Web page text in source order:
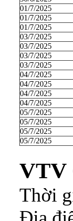
01/7/2025
01/7/2025
01/7/2025
03/7/2025
03/7/2025
03/7/2025
03/7/2025
04/7/2025
04/7/2025
04/7/2025
04/7/2025
05/7/2025
05/7/2025
05/7/2025
05/7/2025
VTV
Thời